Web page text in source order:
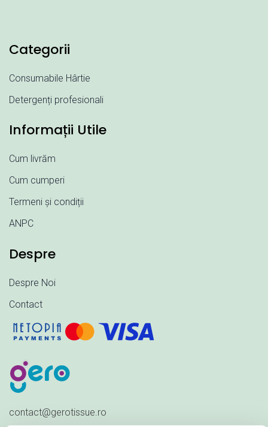
Categorii
Consumabile Hârtie
Detergenți profesionali
Informații Utile
Cum livrăm
Cum cumperi
Termeni și condiții
ANPC
Despre
Despre Noi
Contact
contact@gerotissue.ro